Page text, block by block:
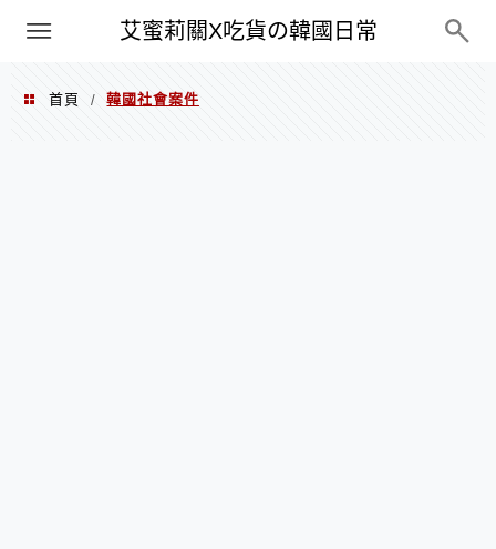
艾蜜莉關X吃貨の韓國日常
PXN
首頁 / 韓國社會案件